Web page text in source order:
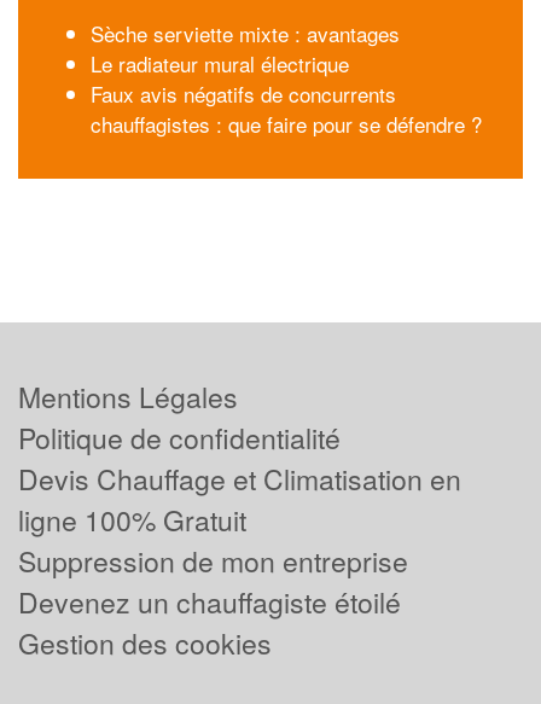
Sèche serviette mixte : avantages
Le radiateur mural électrique
Faux avis négatifs de concurrents
chauffagistes : que faire pour se défendre ?
Mentions Légales
Politique de confidentialité
Devis Chauffage et Climatisation en
ligne 100% Gratuit
Suppression de mon entreprise
Devenez un chauffagiste étoilé
Gestion des cookies